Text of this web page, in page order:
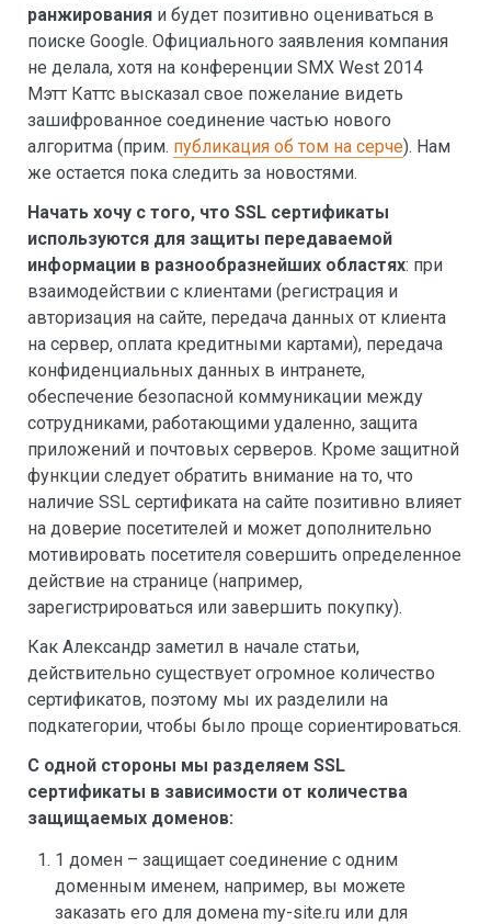
ранжирования и будет позитивно оцениваться в
поиске Google. Официального заявления компания
не делала, хотя на конференции SMX West 2014
Мэтт Каттс высказал свое пожелание видеть
зашифрованное соединение частью нового
алгоритма (прим. публикация об том на серче). Нам
же остается пока следить за новостями.
Начать хочу с того, что SSL сертификаты
используются для защиты передаваемой
информации в разнообразнейших областях: при
взаимодействии с клиентами (регистрация и
авторизация на сайте, передача данных от клиента
на сервер, оплата кредитными картами), передача
конфиденциальных данных в интранете,
обеспечение безопасной коммуникации между
сотрудниками, работающими удаленно, защита
приложений и почтовых серверов. Кроме защитной
функции следует обратить внимание на то, что
наличие SSL сертификата на сайте позитивно влияет
на доверие посетителей и может дополнительно
мотивировать посетителя совершить определенное
действие на странице (например,
зарегистрироваться или завершить покупку).
Как Александр заметил в начале статьи,
действительно существует огромное количество
сертификатов, поэтому мы их разделили на
подкатегории, чтобы было проще сориентироваться.
С одной стороны мы разделяем SSL
сертификаты в зависимости от количества
защищаемых доменов:
1 домен – защищает соединение с одним
доменным именем, например, вы можете
заказать его для домена my-site.ru или для